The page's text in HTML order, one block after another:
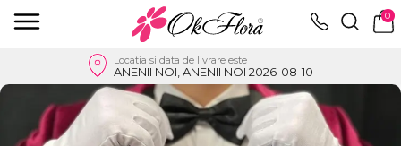
0
Locatia si data de livrare este
ANENII NOI, ANENII NOI 2026-08-10